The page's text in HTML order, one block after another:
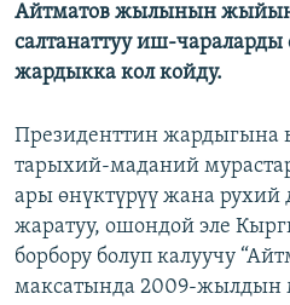
Айтматов жылынын
салтанаттуу иш-чараларды
жардыкка кол койду.
Президенттин жардыгына
тарыхий-маданий
ары өнүктүрүү жана рухий
жаратуу, ошондой эле
борбору болуп калуучу
максатында 2009-жылдын